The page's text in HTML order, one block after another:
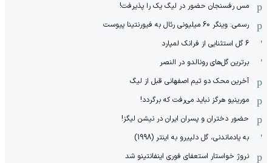
مس رفسنجان حضور در لیگ یک را پذیرفت!
رسمی: وینگر 60 میلیونی رئال به فیورنتینا پیوست
6 گل استثنایی از فرانک لمپارد
برترین گل‌های رونالدو در النصر
آخرین محک دو تیم اصفهانی قبل از لیگ
مورینیو هرگز نباید می‌رفت که برگردد!
حضور دختران و پسران ایران در نیشن لیگز!
به یادماندنی، گل دلپیرو به اینتر (1998)
نروژ خواستار استعفای فوری اینفانتینو شد